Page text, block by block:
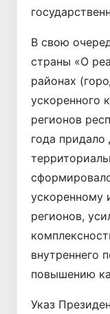
В свою
страны «О
районах
ускоренного
регионов
года придало
ускоренному
регионов,
внутреннего
повышению
Указ